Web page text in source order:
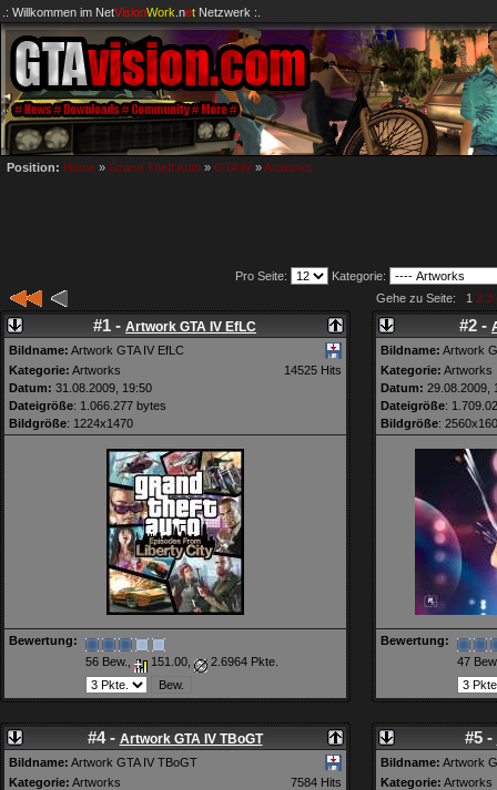
.: Willkommen im NetVisionWork .netNetzwerk :.
Position: Home » Grand Theft Auto » GTA IV »Artworks
Pro Seite:
Kategorie:
Gehe zu Seite: 1 2 3
#1 - Artwork GTA IV EfLC
Bildname: Artwork GTA IV EfLC
Kategorie: Artworks
14525 Hits
Datum: 31.08.2009, 19:50
Dateigröße: 1.066.277 bytes
Bildgröße: 1224x1470
Bewertung:
56 Bew.,
151.00, 2.6964 Pkte.
#2 -
Bildname: Artwork
Kategorie: Artworks
Datum: 29.08.2009,
Dateigröße:
Bildgröße:
Bewertung:
47
#4 - Artwork GTA IV TBoGT
Bildname: Artwork GTA IV TBoGT
Kategorie: Artworks
7584 Hits
#5 -
Bildname: Artwork
Kategorie: Artworks